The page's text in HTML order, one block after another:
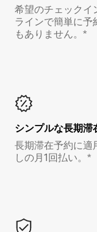
希望のチェックイ
ラインで簡単に予
もありません。*
シンプルな長期滞
長期滞在予約に適
しの月1回払い。*